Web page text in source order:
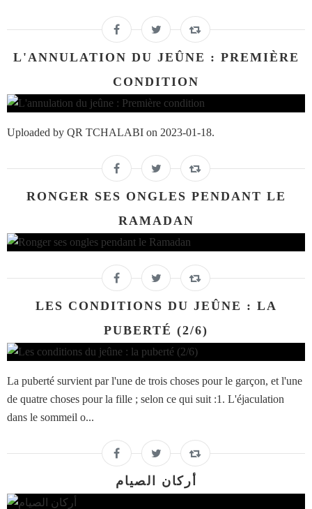
L'ANNULATION DU JEÛNE : PREMIÈRE
CONDITION
Uploaded by QR TCHALABI on 2023-01-18.
RONGER SES ONGLES PENDANT LE
RAMADAN
LES CONDITIONS DU JEÛNE : LA
PUBERTÉ (2/6)
La puberté survient par l'une de trois choses pour le garçon, et l'une
de quatre choses pour la fille ; selon ce qui suit :1. L'éjaculation
dans le sommeil o...
أركان الصيام